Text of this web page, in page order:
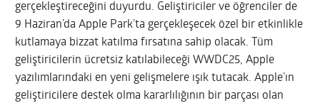
gerçekleştireceğini duyurdu. Geliştiriciler ve öğrenciler de
9 Haziran’da Apple Park’ta gerçekleşecek özel bir etkinlikle
kutlamaya bizzat katılma fırsatına sahip olacak. Tüm
geliştiricilerin ücretsiz katılabileceği WWDC25, Apple
yazılımlarındaki en yeni gelişmelere ışık tutacak. Apple’ın
geliştiricilere destek olma kararlılığının bir parçası olan